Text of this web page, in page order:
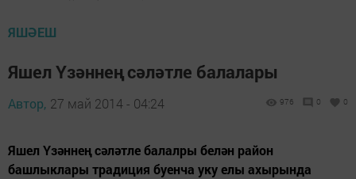
ЯШӘЕШ
Яшел Үзәннең сәләтле балалары
Автор, 27 май 2014 - 04:24 976 0 0
Яшел Үзәннең сәләтле балалры белән район
башлыклары традиция буенча уку елы ахырында